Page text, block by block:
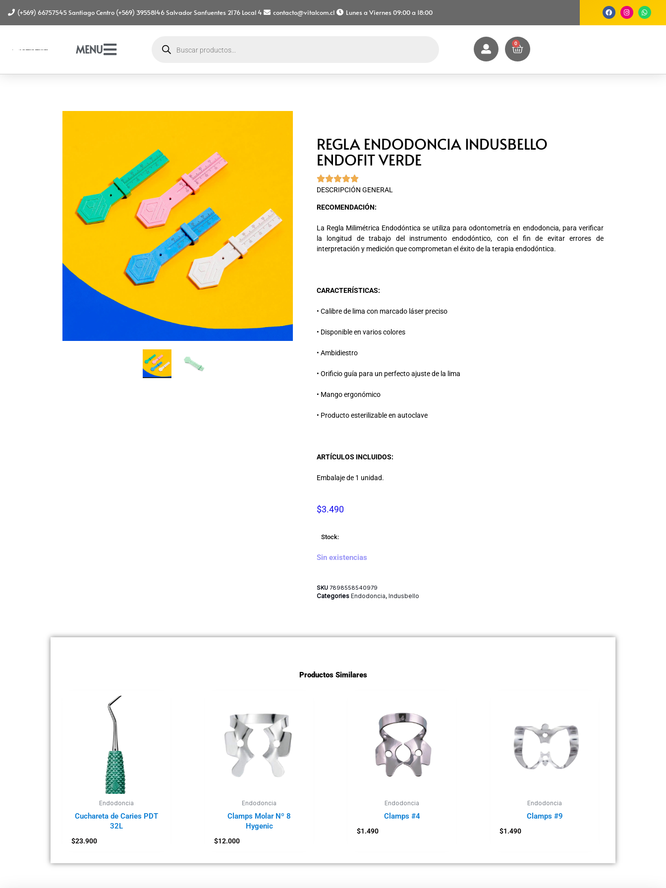
(+569) 66757545 Santiago Centro (+569) 39558146 Salvador Sanfuentes 2176 Local 4 contacto@vitalcom.cl Lunes a Viernes 09:00 a 18:00
MENU 0
REGLA ENDODONCIA INDUSBELLO
ENDOFIT VERDE

DESCRIPCIÓN GENERAL
RECOMENDACIÓN:
La Regla Milimétrica Endodóntica se utiliza para odontometría en endodoncia, para verificar
la longitud de trabajo del instrumento endodóntico, con el fin de evitar errores de
interpretación y medición que comprometan el éxito de la terapia endodóntica.
CARACTERÍSTICAS:
• Calibre de lima con marcado láser preciso
• Disponible en varios colores
• Ambidiestro
• Orificio guía para un perfecto ajuste de la lima
• Mango ergonómico
• Producto esterilizable en autoclave
ARTÍCULOS INCLUIDOS:
Embalaje de 1 unidad.
$3.490
Stock:
Sin existencias
SKU 7898558540979
Categories Endodoncia, Indusbello
Productos Similares
Endodoncia
Cuchareta de Caries PDT
32L
$23.900
Endodoncia
Clamps Molar Nº 8
Hygenic
$12.000
Endodoncia
Clamps #4
$1.490
Endodoncia
Clamps #9
$1.490